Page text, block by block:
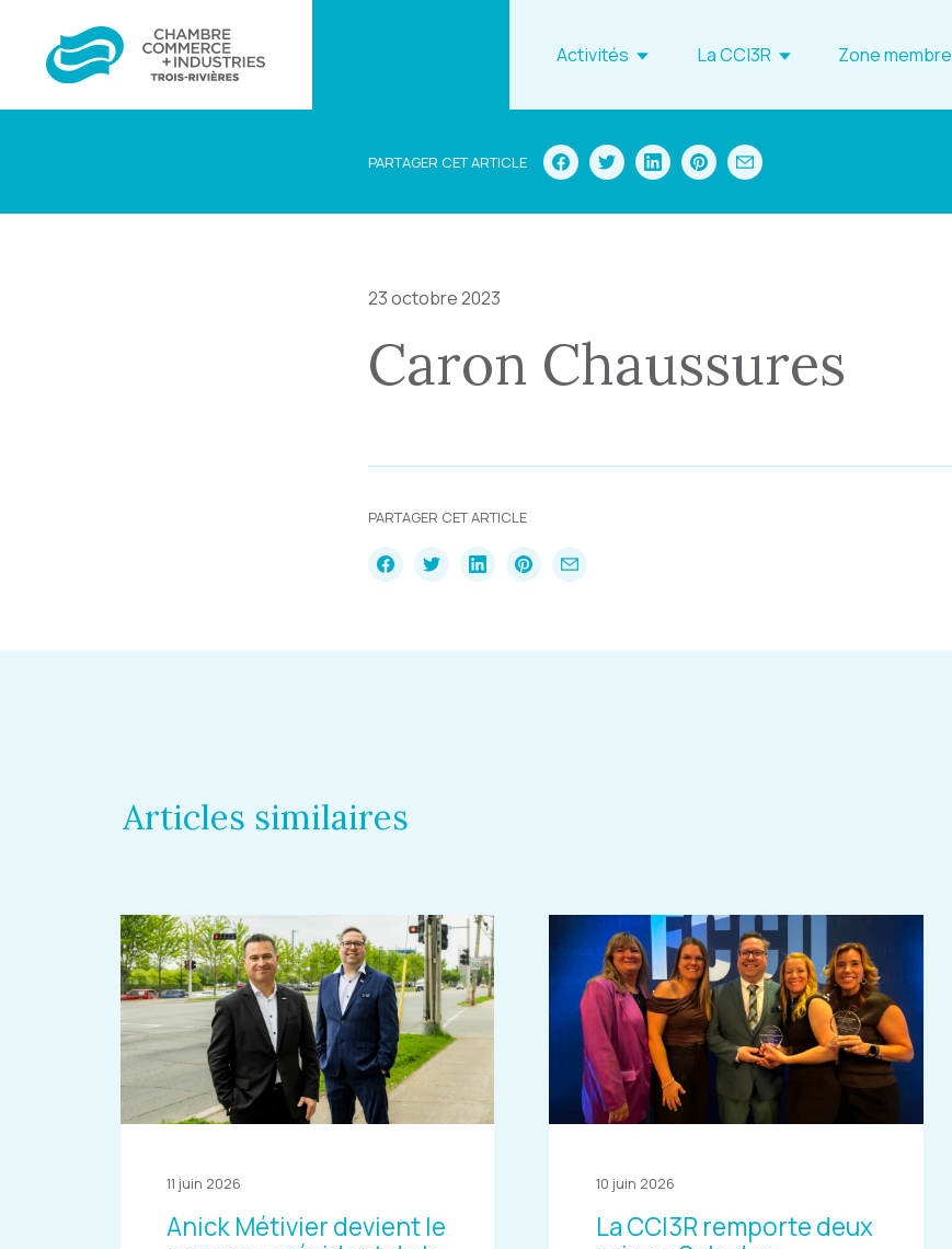
Activités La CCI3R Zone membre
PARTAGER CET ARTICLE
23 octobre 2023
Caron Chaussures
PARTAGER CET ARTICLE
Articles similaires
11 juin 2026
Anick Métivier devient le
10 juin 2026
La CCI3R remporte deux